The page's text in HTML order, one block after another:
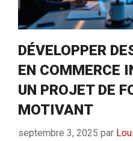
DÉVELOPPER
EN COMMERCE
UN PROJET DE
MOTIVANT
septembre 3, 2025 par